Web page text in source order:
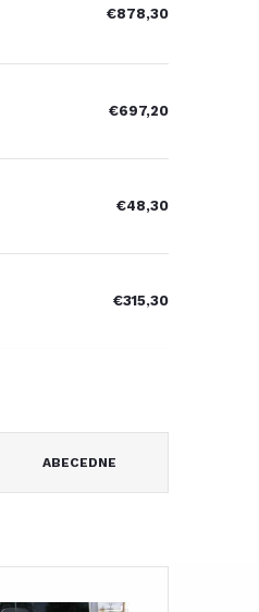
€878,30
€697,20
€48,30
€315,30
ABECEDNE